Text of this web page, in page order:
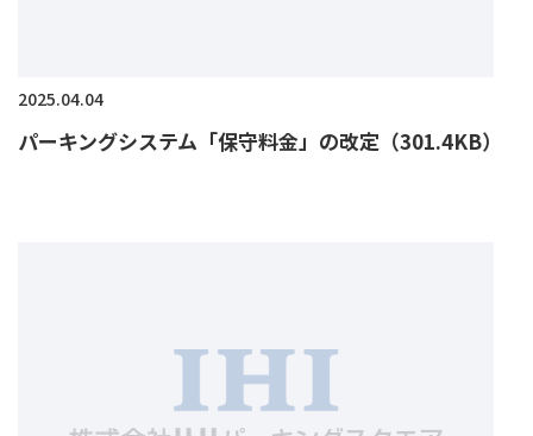
2025.04.04
パーキングシステム「保守料金」の改定（301.4KB）